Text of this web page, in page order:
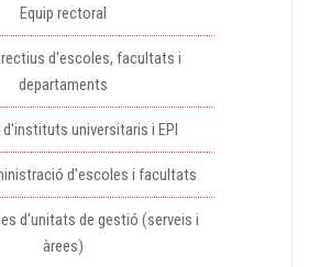
Equip rectoral
d'escoles, facultats i
departaments
universitaris i EPI
d'escoles i facultats
d'unitats de gestió (serveis i
àrees)